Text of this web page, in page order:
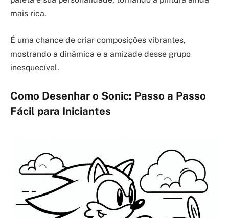
mais rica.
É uma chance de criar composições vibrantes,
mostrando a dinâmica e a amizade desse grupo
inesquecível.
Como Desenhar o Sonic: Passo a Passo
Fácil para Iniciantes